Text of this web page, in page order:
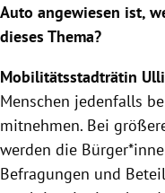
Auto angewiesen ist,
dieses Thema?
Mobilitätsstadträtin
Menschen jedenfalls
mitnehmen. Bei
werden die
Befragungen und